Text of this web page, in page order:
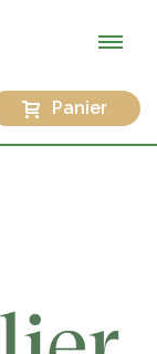
Panier